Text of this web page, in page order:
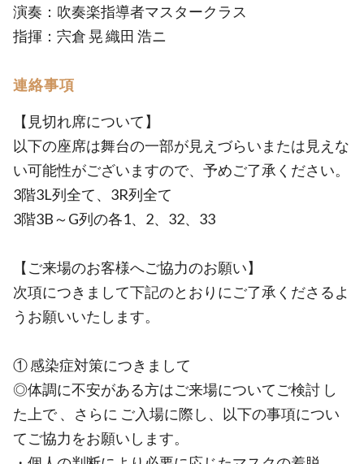
演奏：吹奏楽指導者マスタークラス
指揮：宍倉 晃 織田 浩ニ
連絡事項
【見切れ席について】
以下の座席は舞台の一部が見えづらいまたは見えな
い可能性がございますので、予めご了承ください。
3階3L列全て、3R列全て
3階3B～G列の各1、2、32、33
【ご来場のお客様へご協力のお願い】
次項につきまして下記のとおりにご了承くださるよ
うお願いいたします。
① 感染症対策につきまして
◎体調に不安がある方はご来場についてご検討 し
た上で 、さらに ご入場に際し、以下の事項につい
てご協力をお願いします。